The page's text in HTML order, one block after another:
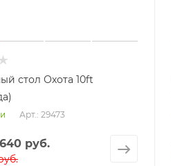
стол Охота 10ft
Арт.: 29473
руб.